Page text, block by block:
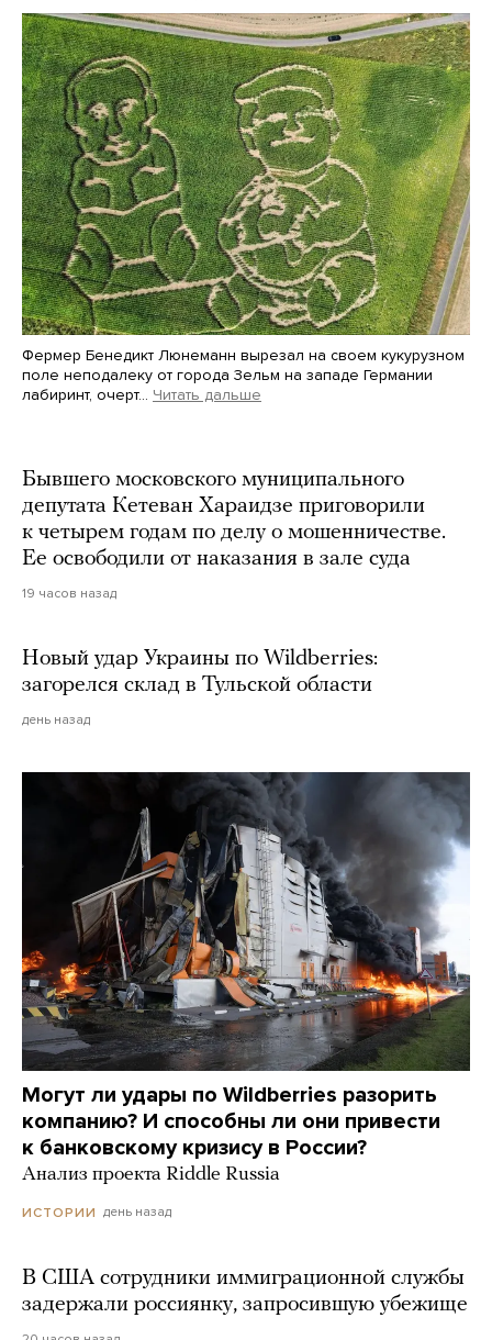
Фермер Бенедикт Люнеманн вырезал на своем кукурузном
поле неподалеку от города Зельм на западе Германии
лабиринт, очерт… Читать дальше
Бывшего московского муниципального
депутата Кетеван Хараидзе приговорили
к четырем годам по делу о мошенничестве.
Ее освободили от наказания в зале суда
19 часов назад
Новый удар Украины по Wildberries:
загорелся склад в Тульской области
день назад
Могут ли удары по Wildberries разорить
компанию? И способны ли они привести
к банковскому кризису в России?
Анализ проекта Riddle Russia
ИСТОРИИ день назад
В США сотрудники иммиграционной службы
задержали россиянку, запросившую убежище